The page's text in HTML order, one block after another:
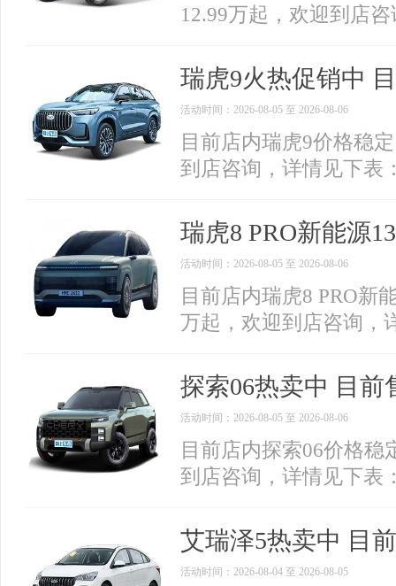
12.99万起，欢迎到店
瑞虎9火热促销中
活动时间：2026-08-05 至 2026-08-06
目前店内瑞虎9价格稳
到店咨询，详情见下表
瑞虎8 PRO新能源
活动时间：2026-08-05 至 2026-08-06
目前店内瑞虎8 PRO新
万起，欢迎到店咨询，
探索06热卖中 目前
活动时间：2026-08-05 至 2026-08-06
目前店内探索06价格稳
到店咨询，详情见下表
艾瑞泽5热卖中 目
活动时间：2026-08-04 至 2026-08-05